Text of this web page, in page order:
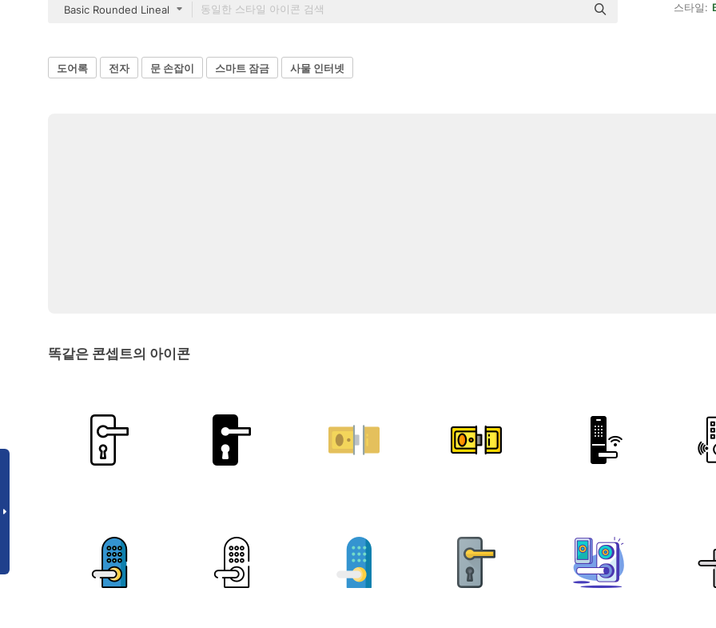
Basic Rounded Lineal
스타일:
도어록 전자 문 손잡이 스마트 잠금 사물 인터넷
똑같은 콘셉트의 아이콘